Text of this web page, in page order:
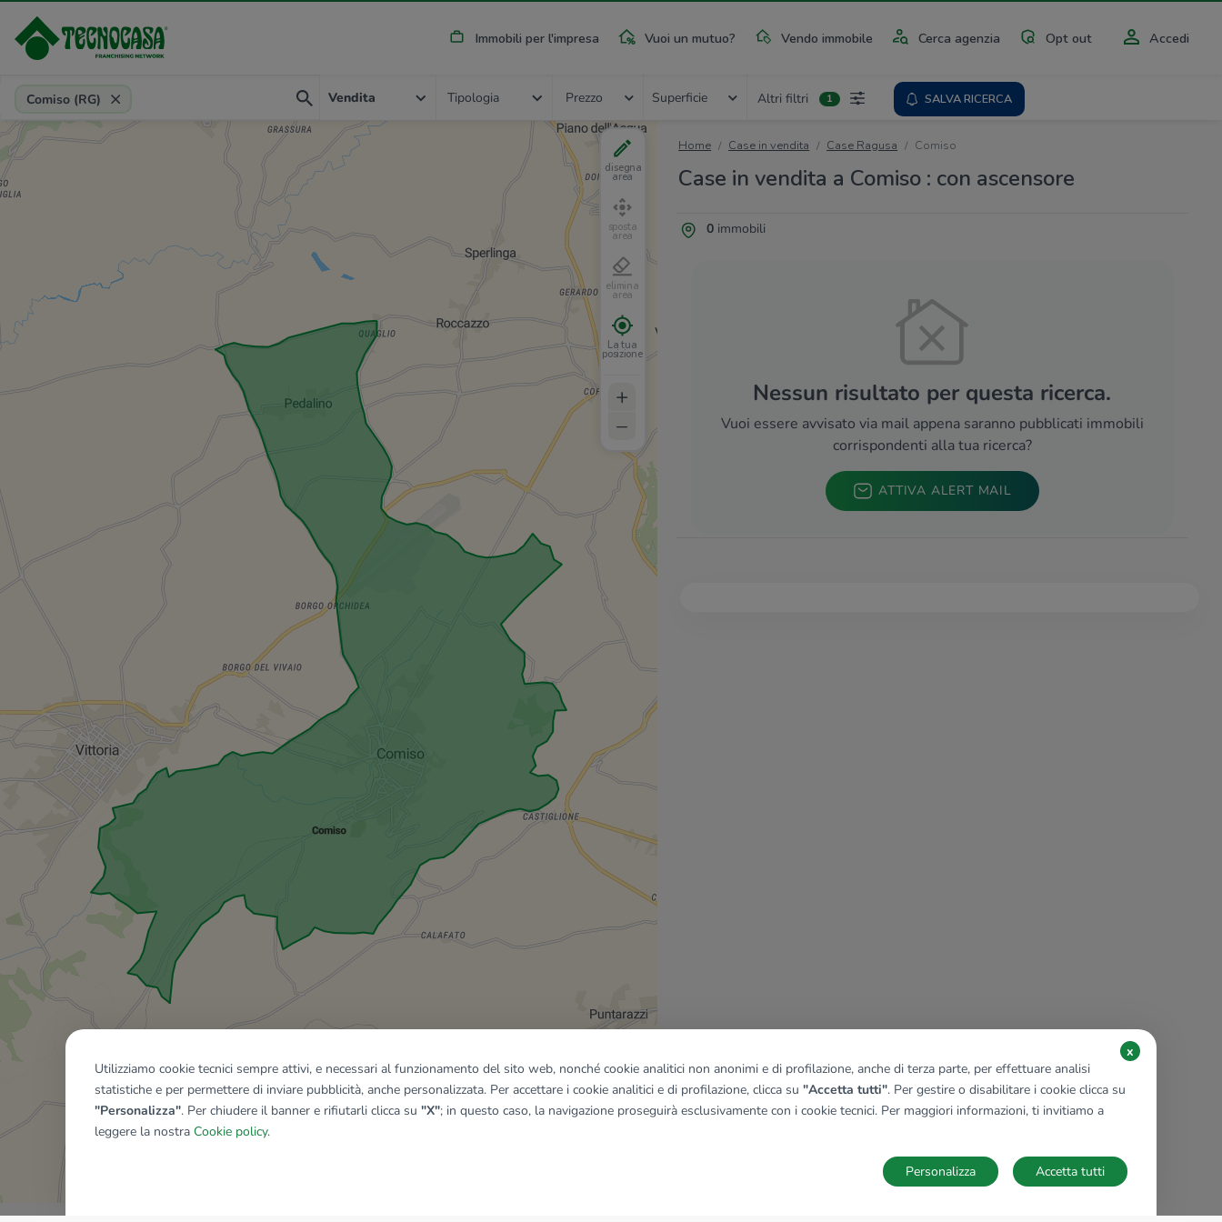
Immobili per l'impresa Vuoi un mutuo? Vendo immobile Cerca agenzia Opt out Accedi
Provincia, comune, zona, riferimento
Comiso (RG) Vendita Tipologia Prezzo Superficie Altri filtri 1 SALVA RICERCA
Home Case in vendita Case Ragusa Comiso
Case in vendita a Comiso : con ascensore
0immobili
Nessun risultato per questa ricerca.
Vuoi essere avvisato via mail appena saranno pubblicati immobili
corrispondenti alla tua ricerca?
ATTIVA ALERT MAIL
disegna
area
sposta
area
elimina
area
La tua
posizione
+
–
Mostra tutti gli immobili del riquadro
Utilizziamo cookie tecnici sempre attivi, e necessari al funzionamento del sito web, nonché cookie analitici non anonimi e di profilazione, anche di terza parte, per effettuare analisi
statistiche e per permettere di inviare pubblicità, anche personalizzata. Per accettare i cookie analitici e di profilazione, clicca su "Accetta tutti". Per gestire o disabilitare i cookie clicca su
"Personalizza". Per chiudere il banner e rifiutarli clicca su "X"; in questo caso, la navigazione proseguirà esclusivamente con i cookie tecnici. Per maggiori informazioni, ti invitiamo a
leggere la nostra Cookie policy.
x
Accetta tutti
Personalizza